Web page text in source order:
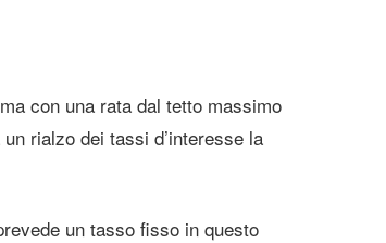
con una rata dal tetto massimo
rialzo dei tassi d’interesse la
un tasso fisso in questo